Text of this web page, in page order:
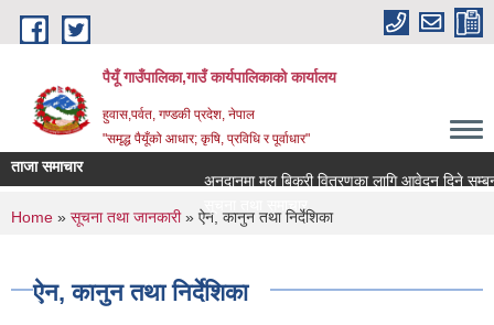
Skip to main content
पैयूँ गाउँपालिका,गाउँ कार्यपालिकाको कार्यालय
हुवास,पर्वत, गण्डकी प्रदेश, नेपाल
"समृद्ध पैयूँको आधार; कृषि, प्रविधि र पूर्वाधार"
ताजा समाचार
अनुदानमा मल बिक्री वितरणका लागि आवेदन दिने सम्बन्धी
सूचना तथा समाचार
You are here
Home » सूचना तथा जानकारी» ऐन, कानुन तथा निर्देशिका
ऐन, कानुन तथा निर्देशिका